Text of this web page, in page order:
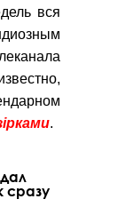
вся
.
сразу